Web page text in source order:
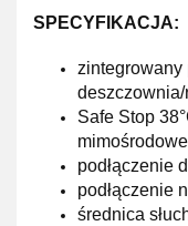
SPECYFIKACJA:
zintegrowany
Safe Stop
podłączenie
podłączenie
średnica